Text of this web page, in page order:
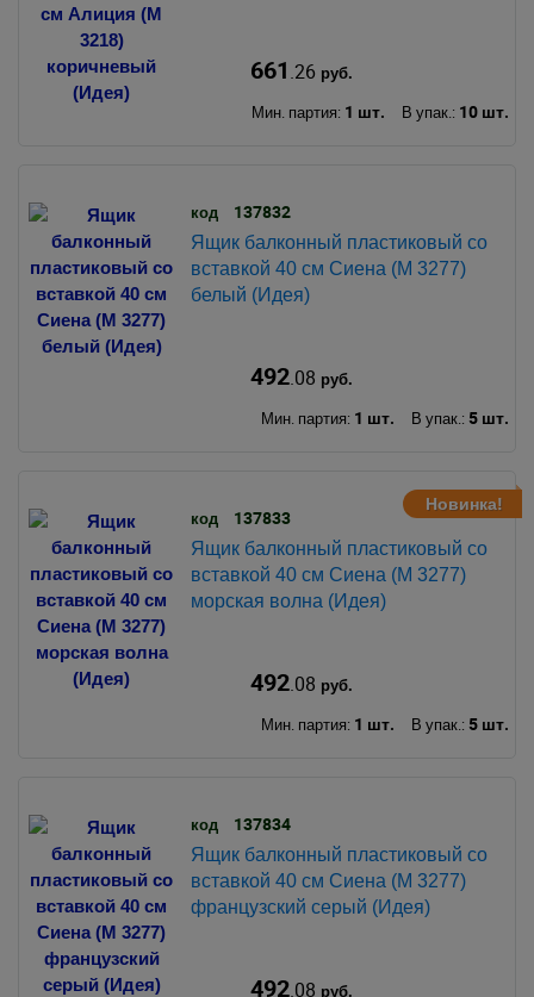
661.26 руб.
Мин. партия: 1 шт. В упак.: 10 шт.
код 137832
Ящик балконный пластиковый со
вставкой 40 см Сиена (М 3277)
белый (Идея)
492.08 руб.
Мин. партия: 1 шт. В упак.: 5 шт.
Новинка!
код 137833
Ящик балконный пластиковый со
вставкой 40 см Сиена (М 3277)
морская волна (Идея)
492.08 руб.
Мин. партия: 1 шт. В упак.: 5 шт.
код 137834
Ящик балконный пластиковый со
вставкой 40 см Сиена (М 3277)
французский серый (Идея)
492.08 руб.